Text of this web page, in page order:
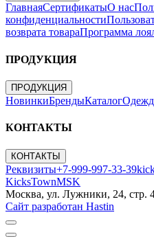
ГлавнаяСертификатыО нас
конфиденциальности
возврата товараПрограмма
ПРОДУКЦИЯ
ПРОДУКЦИЯ
НовинкиБрендыКаталог
КОНТАКТЫ
КОНТАКТЫ
Реквизиты+7-999-997-33-39
KicksTownMSK
Москва, ул. Лужники, 24, стр.
Сайт разработан Hastin